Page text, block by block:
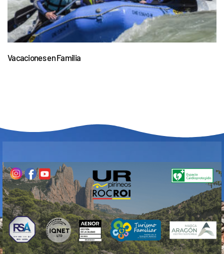
Vacaciones en Familia